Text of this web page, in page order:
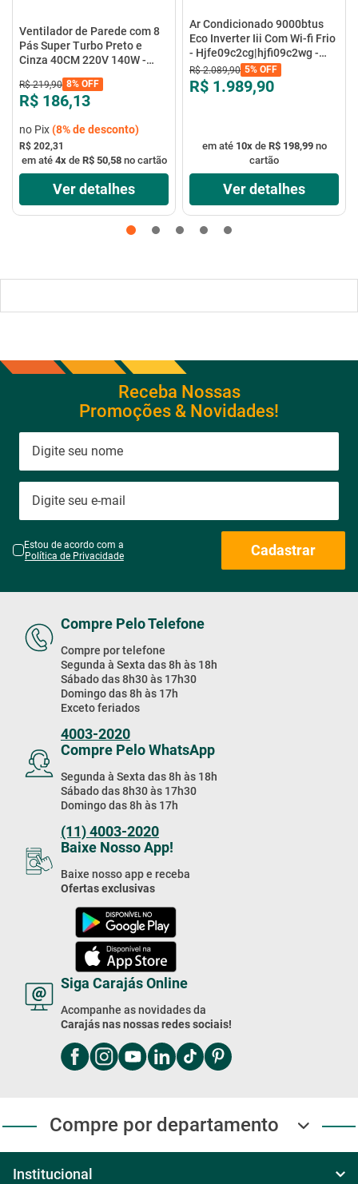
Ventilador de Parede com 8
Pás Super Turbo Preto e
Cinza 40CM 220V 140W -
R$ 219,90 8% OFF
R$ 186,13
no Pix(8%de desconto)
R$ 202,31
em até 4xde R$ 50,58no cartão
Ver detalhes
Ar Condicionado 9000btus
Eco Inverter Iii Com Wi-fi Frio
- Hjfe09c2cg|hjfi09c2wg -
Elgin
R$ 2.089,90 5% OFF
R$ 1.989,90
em até 10xde R$ 198,99no
cartão
Ver detalhes
Receba Nossas
Promoções & Novidades!
Estou de acordo com a
Política de Privacidade
Cadastrar
Compre Pelo Telefone
Compre por telefone
Segunda à Sexta das 8h às 18h
Sábado das 8h30 às 17h30
Domingo das 8h às 17h
Exceto feriados
4003-2020
Compre Pelo WhatsApp
Segunda à Sexta das 8h às 18h
Sábado das 8h30 às 17h30
Domingo das 8h às 17h
(11) 4003-2020
Baixe Nosso App!
Baixe nosso app e receba
Ofertas exclusivas
Siga Carajás Online
Acompanhe as novidades da
Carajás nas nossas redes sociais!
Compre por departamento
Institucional